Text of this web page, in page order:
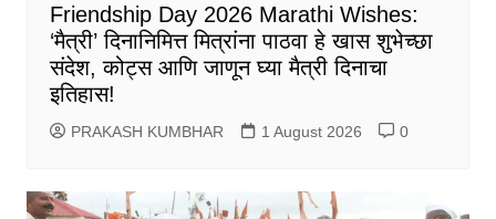
Friendship Day 2026 Marathi Wishes:
‘मैत्री’ दिनानिमित्त मित्रांना पाठवा हे खास शुभेच्छा
संदेश, कोट्स आणि जाणून घ्या मैत्री दिनाचा
इतिहास!
PRAKASH KUMBHAR 1 August 2026 0